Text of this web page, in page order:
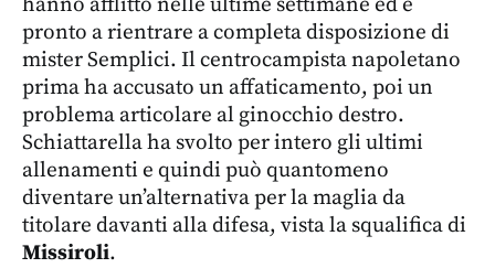
pronto a rientrare a completa disposizione di
mister Semplici. Il centrocampista napoletano
prima ha accusato un affaticamento, poi un
problema articolare al ginocchio destro.
Schiattarella ha svolto per intero gli ultimi
allenamenti e quindi può quantomeno
diventare un’alternativa per la maglia da
titolare davanti alla difesa, vista la squalifica di
Missiroli.